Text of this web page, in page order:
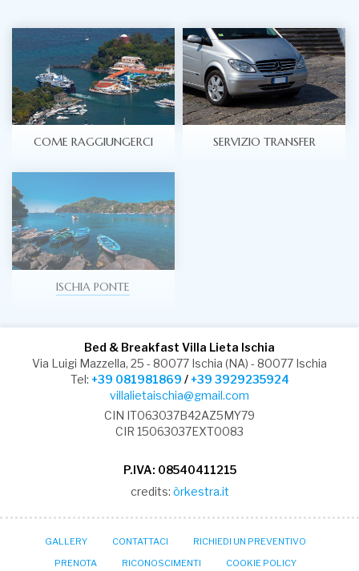
COME RAGGIUNGERCI SERVIZIO TRANSFER
ISCHIA PONTE
Bed & Breakfast Villa Lieta Ischia
Via Luigi Mazzella, 25 - 80077 Ischia (NA) - 80077 Ischia
Tel: +39 081981869 /+39 3929235924
villalietaischia@gmail.com
CIN IT063037B42AZ5MY79
CIR 15063037EXT0083
P.IVA: 08540411215
credits: òrkestra.it
GALLERY CONTATTACI
RICHIEDI UN PREVENTIVO
PRENOTA
RICONOSCIMENTI COOKIE POLICY